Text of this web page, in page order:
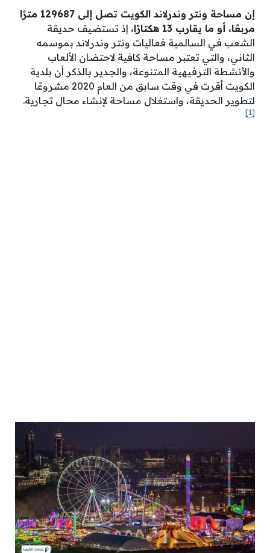
إن مساحة ونتر وندرلاند الكويت تصل إلى 129687 مترًا
مربعًا، أو ما يقارب 13 هكتارًا،
إذ تستضيف حديقة
الشعب في السالمية فعاليات ونتر وندرلاند بموسمه
الثاني، والتي تعتبر مساحة كافية لاحتضان الألعاب
والأنشطة الترفيهية المتنوعة، والجدير بالذكر أن بلدية
الكويت أقرت في وقت سابق من العام 2020 مشروعًا
لتطوير الحديقة، واستغلال مساحة لإنشاء محال تجارية.
[1]